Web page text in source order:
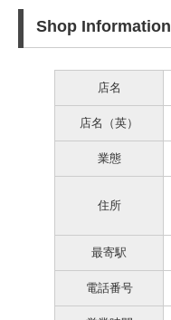
Shop Information
店名
店名（英）
業態
住所
最寄駅
電話番号